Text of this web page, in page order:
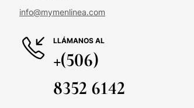
info@mymenlinea.com
LLÁMANOS AL
+(506)
8352 6142